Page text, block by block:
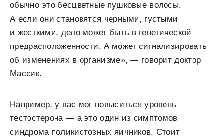
обычно это бесцветные пушковые волосы.
А если они становятся черными, густыми
и жесткими, дело может быть в генетической
предрасположенности. А может сигнализировать
об изменениях в организме», — говорит доктор
Массик.
Например, у вас мог повыситься уровень
тестостерона — а это один из симптомов
синдрома поликистозных яичников. Стоит